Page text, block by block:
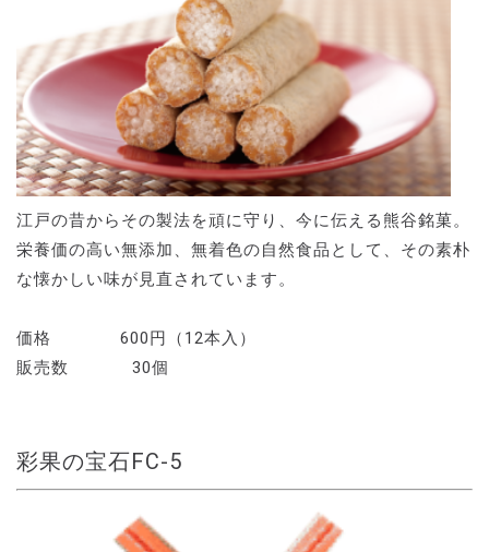
江戸の昔からその製法を頑に守り、今に伝える熊谷銘菓。
栄養価の高い無添加、無着色の自然食品として、その素朴
な懐かしい味が見直されています。
価格 600円（12本入）
販売数 30個
彩果の宝石FC-5